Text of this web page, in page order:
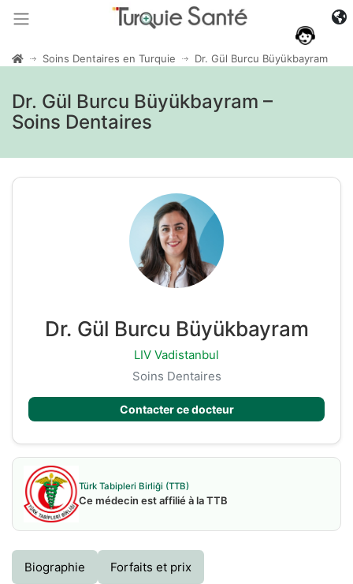
Soins Dentaires en Turquie Dr. Gül Burcu Büyükbayram
Dr. Gül Burcu Büyükbayram –
Soins Dentaires
Dr. Gül Burcu Büyükbayram
LIV Vadistanbul
Soins Dentaires
Contacter ce docteur
Türk Tabipleri Birliği (TTB)
Ce médecin est affilié à la TTB
Biographie Forfaits et prix